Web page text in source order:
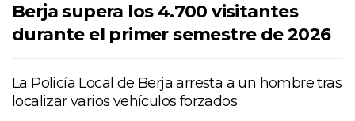
Berja supera los 4.700 visitantes
durante el primer semestre de 2026
La Policía Local de Berja arresta a un hombre tras
localizar varios vehículos forzados